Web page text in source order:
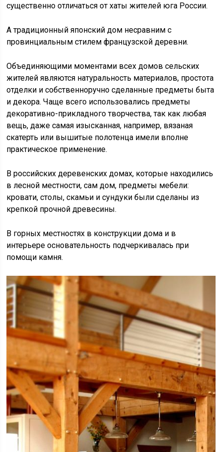
существенно отличаться от хаты жителей юга России.
А традиционный японский дом несравним с
провинциальным стилем французской деревни.
Объединяющими моментами всех домов сельских
жителей являются натуральность материалов, простота
отделки и собственноручно сделанные предметы быта
и декора. Чаще всего использовались предметы
декоративно-прикладного творчества, так как любая
вещь, даже самая изысканная, например, вязаная
скатерть или вышитые полотенца имели вполне
практическое применение.
В российских деревенских домах, которые находились
в лесной местности, сам дом, предметы мебели:
кровати, столы, скамьи и сундуки были сделаны из
крепкой прочной древесины.
В горных местностях в конструкции дома и в
интерьере основательность подчеркивалась при
помощи камня.